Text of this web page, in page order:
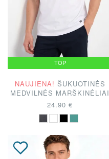
TOP
NAUJIENA! ŠUKUOTINĖS
MEDVILNĖS MARŠKINĖLIAI
24.90 €